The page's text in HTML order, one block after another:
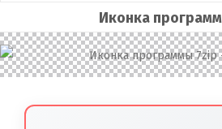
Картинки без фона
Фото без фона
Иконка